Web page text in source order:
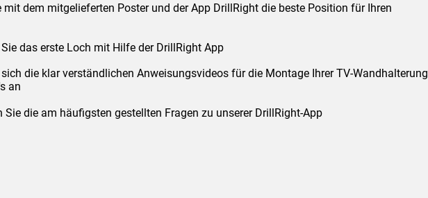
mit dem mitgelieferten Poster und der App DrillRight die beste Position für Ihren
das erste Loch mit Hilfe der DrillRight App
sich die klar verständlichen Anweisungsvideos für die Montage Ihrer TV-Wandhalterung
an
die am häufigsten gestellten Fragen zu unserer DrillRight-App